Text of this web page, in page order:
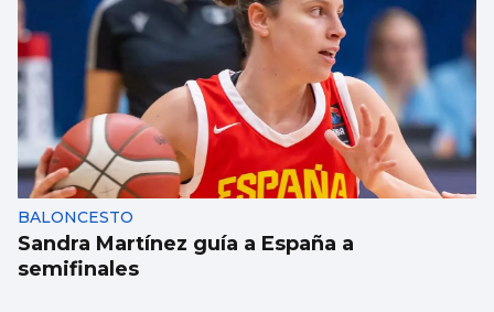
BALONCESTO
Sandra Martínez guía a España a
semifinales